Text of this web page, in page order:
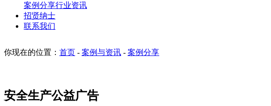
案例分享行业资讯
招贤纳士
联系我们
你现在的位置： 首页 - 案例与资讯 - 案例分享
安全生产公益广告